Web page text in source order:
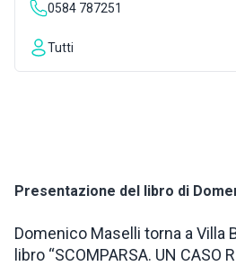
LIVE WEBCAM
0584 787251
Tutti
Presentazione del libro di
Domenico Maselli torna a Villa
libro “SCOMPARSA. UN CASO